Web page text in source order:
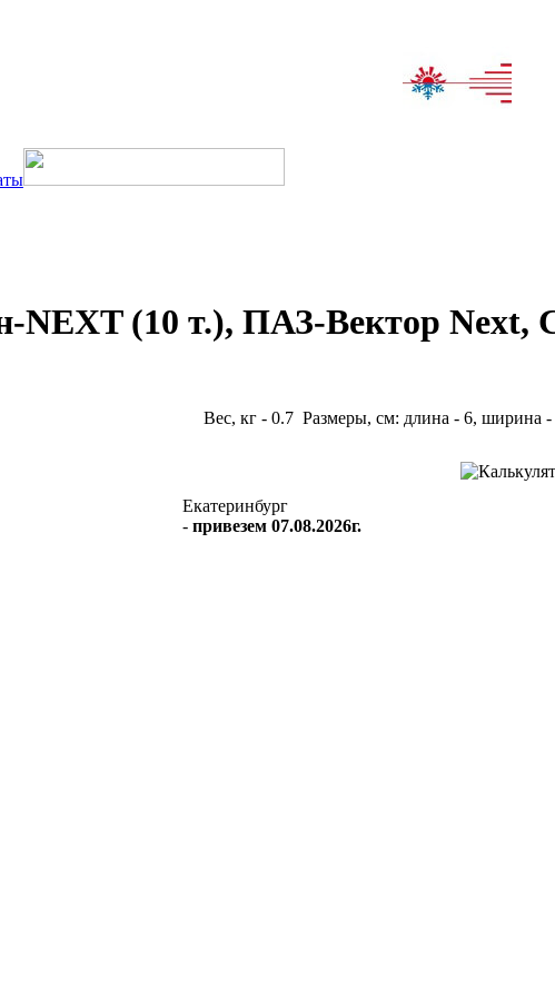
NEXT (10 т.), ПАЗ-Вектор Next,
Вес, кг - 0.7 Размеры, см: длина - 6, ширина -
Екатеринбург
- привезем 07.08.2026г.